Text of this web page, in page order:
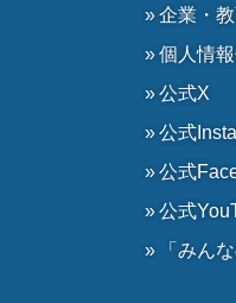
企業・
個人情
公式X
公式
公式
公式
「みん